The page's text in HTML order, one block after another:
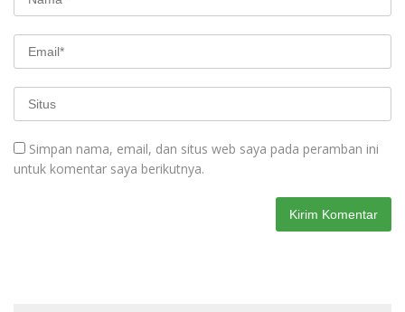
Simpan nama, email, dan situs web saya pada peramban ini
untuk komentar saya berikutnya.